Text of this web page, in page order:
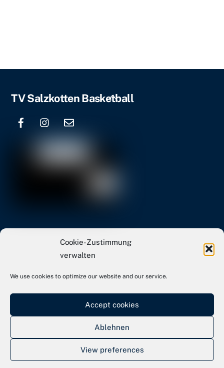
Cookie-Zustimmung
verwalten
We use cookies to optimize our website and our service.
Accept cookies
Ablehnen
View preferences
Back
TV Salzkotten Basketball
info[at]tvs-basketball.de
Webseite TVS Gesamtverein
Kontakt